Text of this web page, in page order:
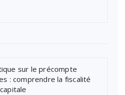
sur le précompte
: comprendre la fiscalité